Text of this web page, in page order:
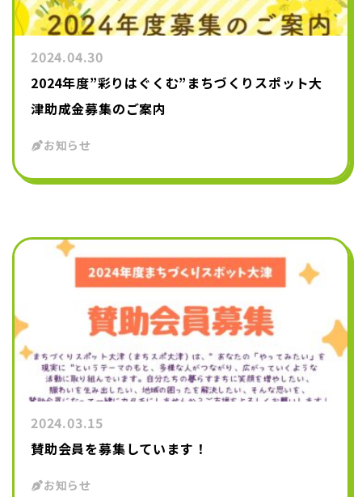
2024.04.30
2024年度”彩りはぐくむ”まちづくりスポット大
津助成金募集のご案内
お知らせ
2024.03.15
賛助会員を募集しています！
お知らせ